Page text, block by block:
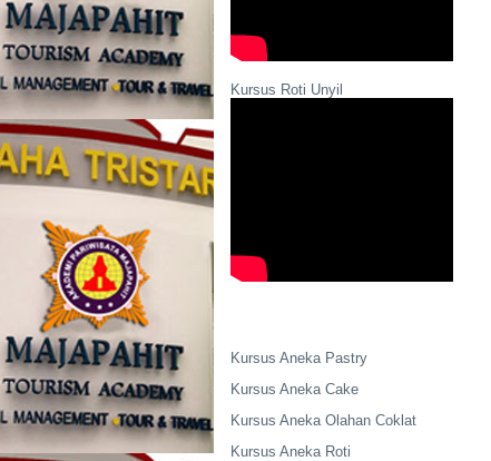
Kursus Roti Unyil
Kursus Aneka Pastry
Kursus Aneka Cake
Kursus Aneka Olahan Coklat
Kursus Aneka Roti